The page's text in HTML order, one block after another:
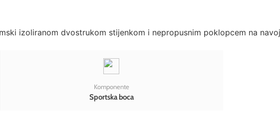
izoliranom dvostrukom stijenkom i nepropusnim poklopcem na
Komponente
Sportska boca